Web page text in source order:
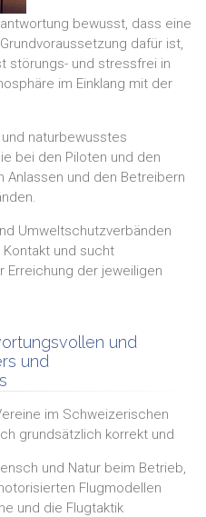
bewusst, dass eine
dafür ist,
störungs- und stressfrei in
im Einklang mit der
naturbewusstes
bei den Piloten und den
Anlassen und den Betreibern
Umweltschutzverbänden
und sucht
der jeweiligen
und
und
im Schweizerischen
grundsätzlich korrekt und
und Natur beim Betrieb,
Flugmodellen
und die Flugtaktik